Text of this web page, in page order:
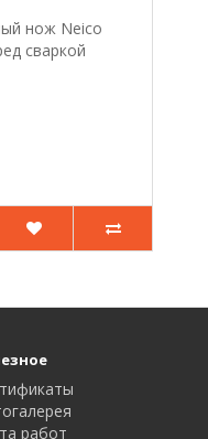
нож Neico
сваркой
работ